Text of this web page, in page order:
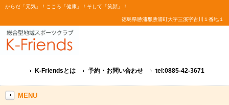
からだ「元気」！こころ「健康」！そして「笑顔」！
徳島県勝浦郡勝浦町大字三溪字古川１番地１
K-Friendsとは 予約・お問い合わせ tel:0885-42-3671
MENU